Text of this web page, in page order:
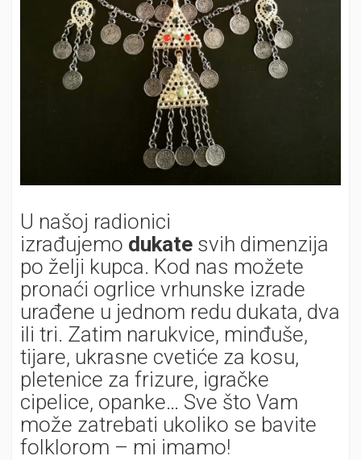
U našoj radionici
izrađujemo dukate svih dimenzija
po želji kupca. Kod nas možete
pronaći ogrlice vrhunske izrade
urađene u jednom redu dukata, dva
ili tri. Zatim narukvice, minđuše,
tijare, ukrasne cvetiće za kosu,
pletenice za frizure, igračke
cipelice, opanke… Sve što Vam
može zatrebati ukoliko se bavite
folklorom – mi imamo!